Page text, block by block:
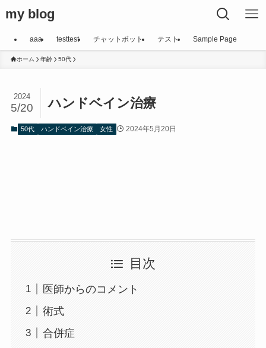
my blog
aaa testtest チャットボット テスト Sample Page
ホーム 年齢 50代
ハンドベイン治療
2024
5/20
50代 ハンドベイン治療 女性 2024年5月20日
目次
医師からのコメント
術式
合併症